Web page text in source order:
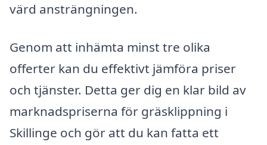
värd ansträngningen.
Genom att inhämta minst tre olika
offerter kan du effektivt jämföra priser
och tjänster. Detta ger dig en klar bild av
marknadspriserna för gräsklippning i
Skillinge och gör att du kan fatta ett